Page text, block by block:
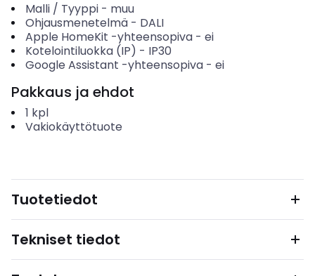
Malli / Tyyppi- muu
Ohjausmenetelmä- DALI
Apple HomeKit -yhteensopiva- ei
Kotelointiluokka (IP) - IP30
Google Assistant -yhteensopiva- ei
Pakkaus ja ehdot
1 kpl
Vakiokäyttötuote
Tuotetiedot
Tekniset tiedot